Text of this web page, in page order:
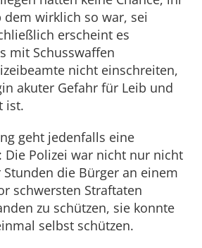
dem wirklich so war, sei
erscheint es
mit Schusswaffen
nicht einschreiten,
akuter Gefahr für Leib und
ist.
geht jedenfalls eine
Die Polizei war nicht nur nicht
die Bürger an einem
schwersten Straftaten
zu schützen, sie konnte
selbst schützen.